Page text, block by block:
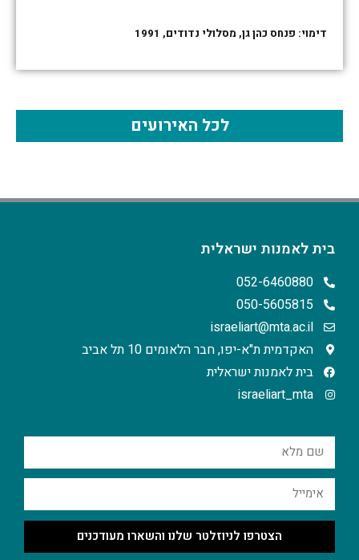
דימוי: פנחס כהן גן, מסלולי נדודים, 1991
לכל האירועים
בית לאמנות ישראלית
052-6460880
050-5605815
israeliart@mta.ac.il
האקדמית ת"א-יפו, חבר הלאומים 10 תל אביב
בית לאמנות ישראלית
israeliart_mta
הצטרפו לניוזלטר שלנו והשארו מעודכנים